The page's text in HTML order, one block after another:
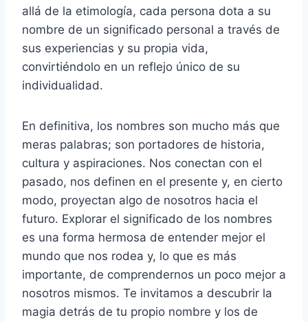
allá de la etimología, cada persona dota a su
nombre de un significado personal a través de
sus experiencias y su propia vida,
convirtiéndolo en un reflejo único de su
individualidad.
En definitiva, los nombres son mucho más que
meras palabras; son portadores de historia,
cultura y aspiraciones. Nos conectan con el
pasado, nos definen en el presente y, en cierto
modo, proyectan algo de nosotros hacia el
futuro. Explorar el significado de los nombres
es una forma hermosa de entender mejor el
mundo que nos rodea y, lo que es más
importante, de comprendernos un poco mejor a
nosotros mismos. Te invitamos a descubrir la
magia detrás de tu propio nombre y los de